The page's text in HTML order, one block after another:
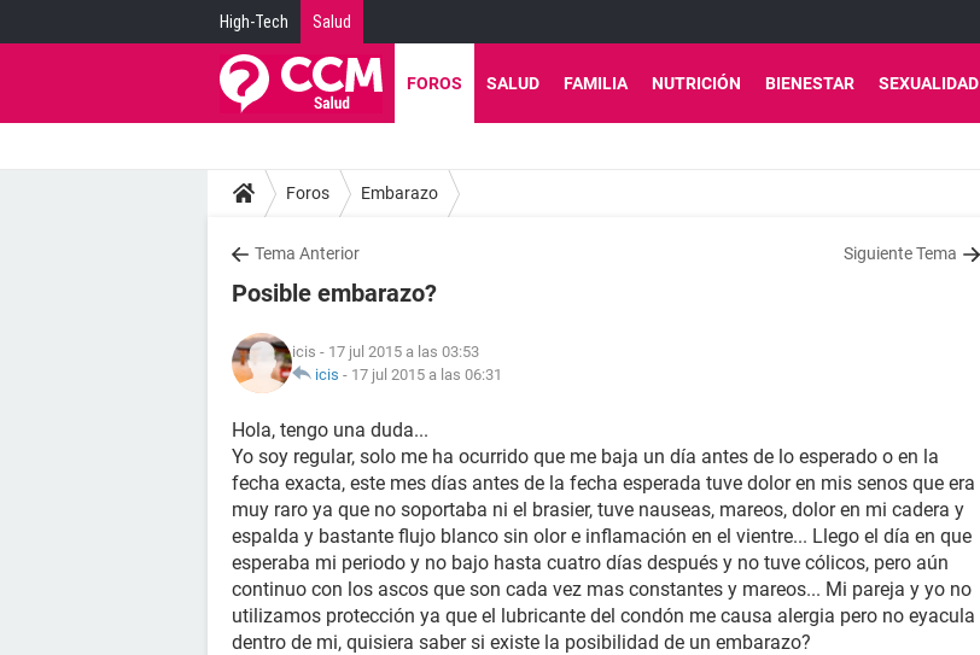
High-Tech Salud
FOROS SALUD FAMILIA NUTRICIÓN BIENESTAR SEXUALIDAD
Foros Embarazo
Tema Anterior Siguiente Tema
Posible embarazo?
icis - 17 jul 2015 a las 03:53
icis - 17 jul 2015 a las 06:31
Hola, tengo una duda...
Yo soy regular, solo me ha ocurrido que me baja un día antes de lo esperado o en la
fecha exacta, este mes días antes de la fecha esperada tuve dolor en mis senos que era
muy raro ya que no soportaba ni el brasier, tuve nauseas, mareos, dolor en mi cadera y
espalda y bastante flujo blanco sin olor e inflamación en el vientre... Llego el día en que
esperaba mi periodo y no bajo hasta cuatro días después y no tuve cólicos, pero aún
continuo con los ascos que son cada vez mas constantes y mareos... Mi pareja y yo no
utilizamos protección ya que el lubricante del condón me causa alergia pero no eyacula
dentro de mi, quisiera saber si existe la posibilidad de un embarazo?